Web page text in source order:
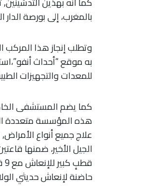
بالمغرب، إلى بورصة الدار
للمعدات والتجهيزات الطبية
كما يضم المستشفى
هذه المؤسسة متعددة
الجيل الأخير، ضمنها
حاضنة لإنعاش حديثي